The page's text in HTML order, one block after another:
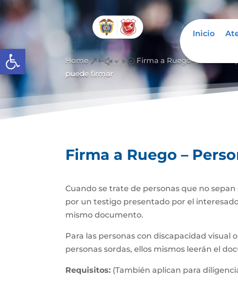
Abrir barra de herramientas
Inicio
Home &#x39; Firma a Ruego- personas
puede firmar
Firma a Ruego –
Cuando se trate de personas que no
por un testigo presentado por el
mismo documento.
Para las personas con discapacidad visual
personas sordas, ellos mismos leerán el
Requisitos: (También aplican para